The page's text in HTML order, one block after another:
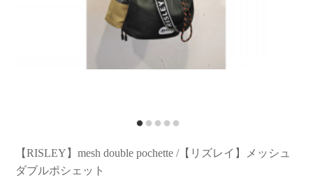
【RISLEY】mesh double pochette /【リズレイ】メッシュ
ダブルポシェット